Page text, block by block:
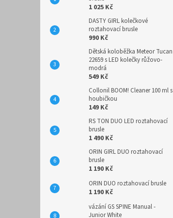
1 025 Kč
DASTY GIRL kolečkové
roztahovací brusle
990 Kč
Dětská koloběžka Meteor Tucan
22659 s LED kolečky růžovo-
modrá
549 Kč
Collonil BOOM! Cleaner 100 ml s
houbičkou
149 Kč
RS TON DUO LED roztahovací
brusle
1 490 Kč
ORIN GIRL DUO roztahovací
brusle
1 190 Kč
ORIN DUO roztahovací brusle
1 190 Kč
vázání GS SPINE Manual -
Junior White